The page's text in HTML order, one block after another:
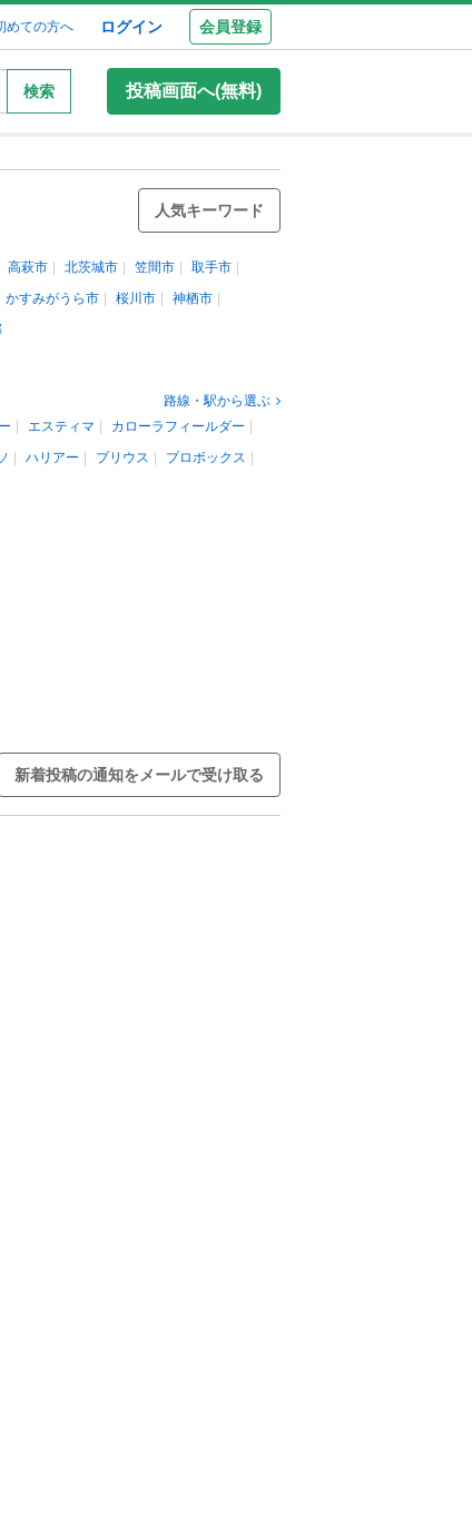
めての方へ ログイン 会員登録
検索 投稿画面へ(無料)
人気キーワード
高萩市 北茨城市 笠間市
取手市
かすみがうら市 桜川市
神栖市
路線・駅から選ぶ
エスティマ
カローラフィールダー
ハリアー プリウス
プロボックス
新着投稿の通知をメールで受け取る